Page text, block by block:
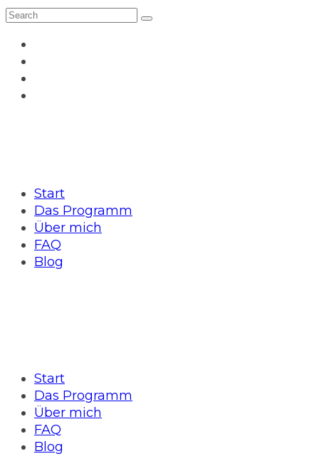
Start
Das Programm
Über mich
FAQ
Blog
Start
Das Programm
Über mich
FAQ
Blog